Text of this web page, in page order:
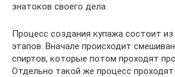
знатоков своего дела.
Процесс создания купажа состоит из
этапов. Вначале происходит
спиртов, которые потом проходят
Отдельно такой же процесс проходят